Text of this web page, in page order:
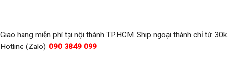
Giao hàng miễn phí tại nội thành TP.HCM. Ship ngoại thành chỉ từ 30k.
Hotline (Zalo): 090 3849 099